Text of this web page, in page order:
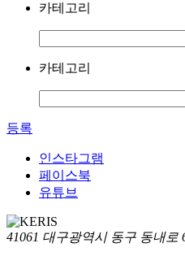
카테고리
카테고리
등록
인스타그램
페이스북
유튜브
41061 대구광역시 동구 동내로